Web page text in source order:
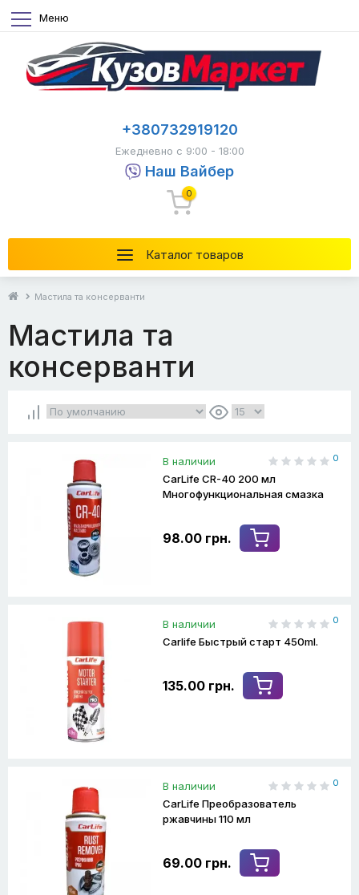
Меню
Каталог товаров
+380732919120
Ежедневно с 9:00 - 18:00
Наш Вайбер
0
Мастила та консерванти
Мастила та
консерванти
В наличии 0
CarLife CR-40 200 мл
Многофункциональная смазка
98.00 грн.
В наличии 0
Carlife Быстрый старт 450ml.
135.00 грн.
В наличии 0
CarLife Преобразователь
ржавчины 110 мл
69.00 грн.